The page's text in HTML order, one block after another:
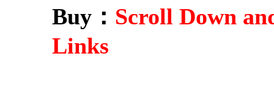
Buy： Scroll Down
Links